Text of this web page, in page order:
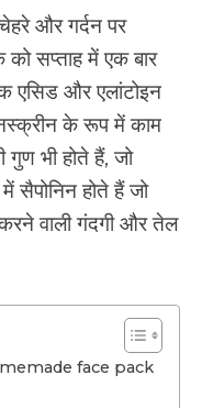
और गर्दन पर
सप्ताह में एक बार
एसिड और एलांटोइन
के रूप में काम
भी होते हैं, जो
होते हैं जो
वाली गंदगी और तेल
face pack